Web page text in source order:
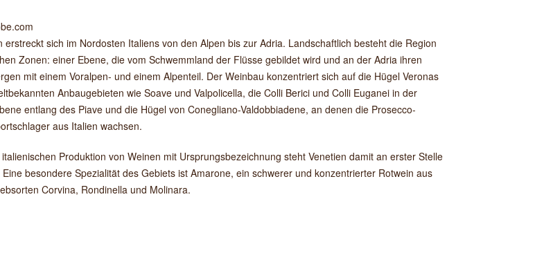
erstreckt sich im Nordosten Italiens von den Alpen bis zur Adria. Landschaftlich besteht die Region
Zonen: einer Ebene, die vom Schwemmland der Flüsse gebildet wird und an der Adria ihren
mit einem Voralpen- und einem Alpenteil. Der Weinbau konzentriert sich auf die Hügel Veronas
Anbaugebieten wie Soave und Valpolicella, die Colli Berici und Colli Euganei in der
entlang des Piave und die Hügel von Conegliano-Valdobbiadene, an denen die Prosecco-
aus Italien wachsen.
Produktion von Weinen mit Ursprungsbezeichnung steht Venetien damit an erster Stelle
besondere Spezialität des Gebiets ist Amarone, ein schwerer und konzentrierter Rotwein aus
Corvina, Rondinella und Molinara.